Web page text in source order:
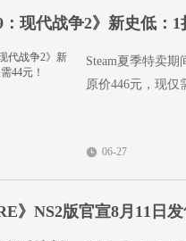
：现代战争2》新史低：
Steam夏季特卖
原价446元，现仅
06-27
》NS2版官宣8月11日